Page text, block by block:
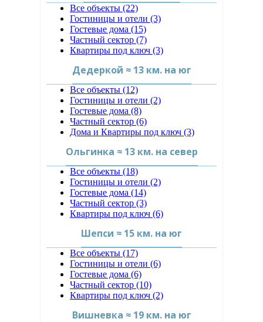
Все объекты (22)
Гостиницы и отели (3)
Гостевые дома (15)
Частный сектор (7)
Квартиры под ключ (3)
Дедеркой ≈ 13 км. на юг
Все объекты (12)
Гостиницы и отели (2)
Гостевые дома (8)
Частный сектор (6)
Дома и Квартиры под ключ (3)
Ольгинка ≈ 13 км. на север
Все объекты (18)
Гостиницы и отели (2)
Гостевые дома (14)
Частный сектор (3)
Квартиры под ключ (6)
Шепси ≈ 15 км. на юг
Все объекты (17)
Гостиницы и отели (6)
Гостевые дома (6)
Частный сектор (10)
Квартиры под ключ (2)
Вишневка ≈ 19 км. на юг